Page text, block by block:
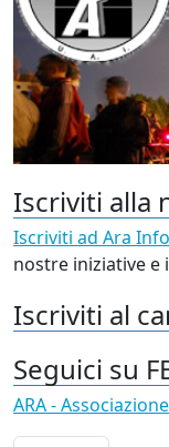
Iscriviti alla
Iscriviti ad Ara
nostre iniziative e
Iscriviti al
Seguici su
ARA -